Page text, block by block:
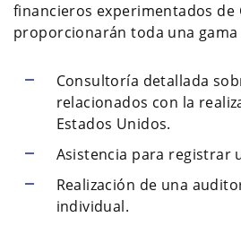
financieros experimentados de
proporcionarán toda una gama
Consultoría detallada
relacionados con la
Estados Unidos.
Asistencia para registrar
Realización de una
individual.